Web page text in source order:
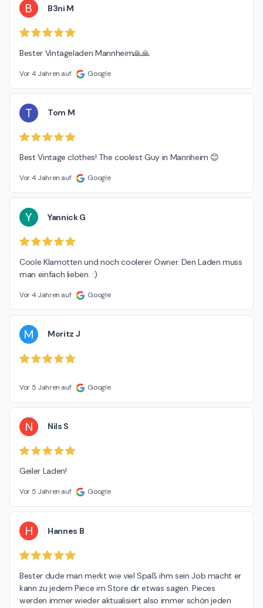
B B3ni M
Bester Vintageladen Mannheim🙏🙏
Vor 4 Jahren auf Google
T Tom M
Best Vintage clothes! The coolest Guy in Mannheim 😊
Vor 4 Jahren auf Google
Y Yannick G
Coole Klamotten und noch coolerer Owner. Den Laden muss
man einfach lieben. :)
Vor 4 Jahren auf Google
M Moritz J
Vor 5 Jahren auf Google
N Nils S
Geiler Laden!
Vor 5 Jahren auf Google
H Hannes B
Bester dude man merkt wie viel Spaß ihm sein Job macht er
kann zu jedem Piece im Store dir etwas sagen. Pieces
werden immer wieder aktualisiert also immer schön jeden